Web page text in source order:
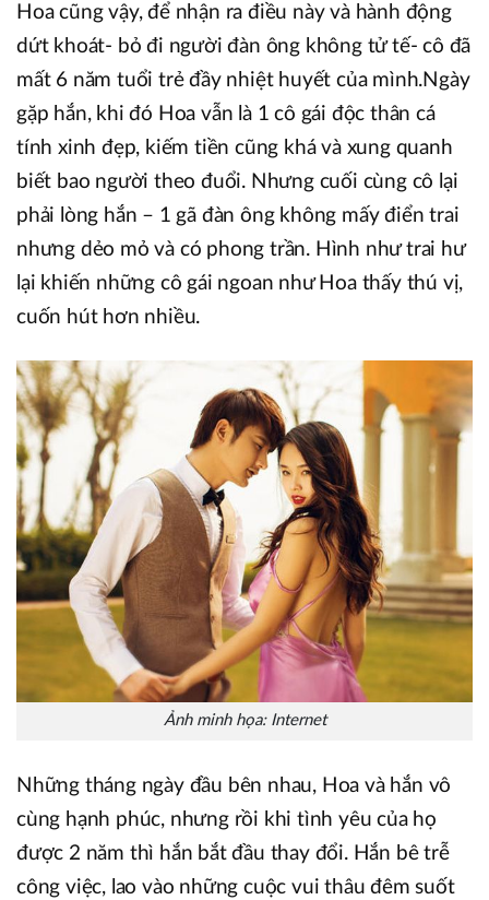
Hoa cũng vậy, để nhận ra điều này và hành động
dứt khoát- bỏ đi người đàn ông không tử tế- cô đã
mất 6 năm tuổi trẻ đầy nhiệt huyết của mình.Ngày
gặp hắn, khi đó Hoa vẫn là 1 cô gái độc thân cá
tính xinh đẹp, kiếm tiền cũng khá và xung quanh
biết bao người theo đuổi. Nhưng cuối cùng cô lại
phải lòng hắn – 1 gã đàn ông không mấy điển trai
nhưng dẻo mỏ và có phong trần. Hình như trai hư
lại khiến những cô gái ngoan như Hoa thấy thú vị,
cuốn hút hơn nhiều.
Ảnh minh họa: Internet
Những tháng ngày đầu bên nhau, Hoa và hắn vô
cùng hạnh phúc, nhưng rồi khi tình yêu của họ
được 2 năm thì hắn bắt đầu thay đổi. Hắn bê trễ
công việc, lao vào những cuộc vui thâu đêm suốt